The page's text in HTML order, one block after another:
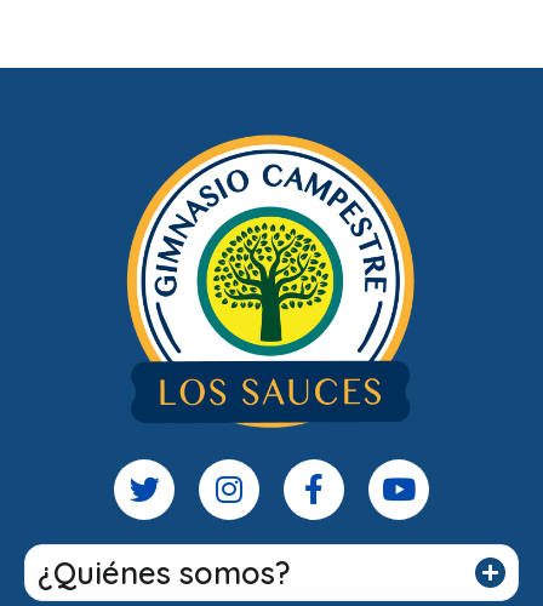
¿Quiénes somos?